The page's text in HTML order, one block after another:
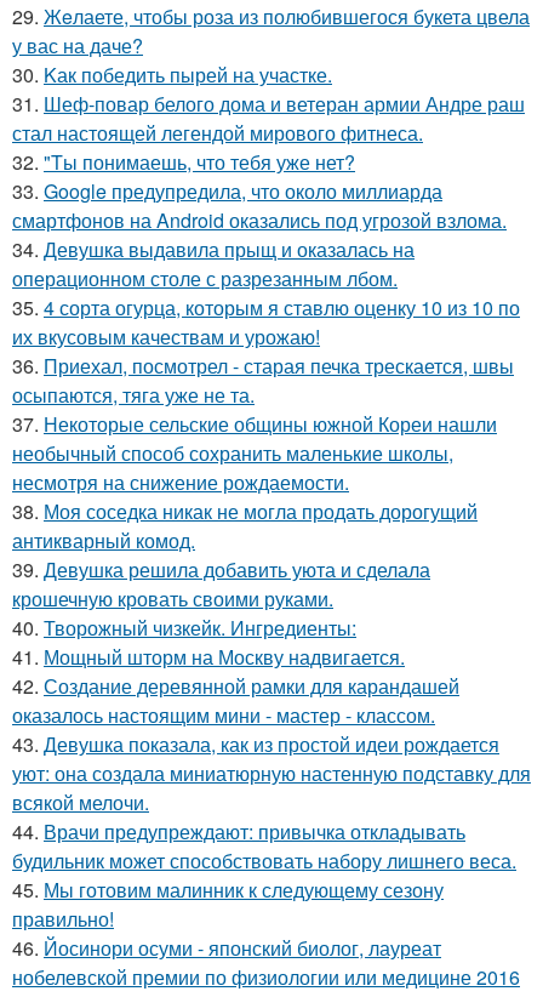
29. Жeлаете, чтобы роза из полюбившегося букета цвела
у вас на даче?
30. Kак победить пырей на участке.
31. Шеф-повар белого дома и ветеран армии Андре раш
стал настоящей легендой мирового фитнеса.
32. "Tы понимаешь, что тебя уже нет?
33. Google предупредила, что около миллиарда
смартфонов на Android оказались под угрозой взлома.
34. Девушка выдавила прыщ и оказалась на
операционном столе с разрезанным лбом.
35. 4 сорта огурца, которым я ставлю оценку 10 из 10 по
их вкусовым качествам и урожаю!
36. Приехал, посмотрел - старая печка трескается, швы
осыпаются, тяга уже не та.
37. Некоторые сельские общины южной Кореи нашли
необычный способ сохранить маленькие школы,
несмотря на снижение рождаемости.
38. Моя соседка никак не могла продать дорогущий
антикварный комод.
39. Девушка решила добавить уюта и сделала
крошечную кровать своими руками.
40. Творожный чизкейк. Ингредиенты:
41. Мощный шторм на Москву надвигается.
42. Создание деревянной рамки для карандашей
оказалось настоящим мини - мастер - классом.
43. Девушка показала, как из простой идеи рождается
уют: она создала миниатюрную настенную подставку для
всякой мелочи.
44. Врачи предупреждают: привычка откладывать
будильник может способствовать набору лишнего веса.
45. Мы готовим малинник к следующему сезону
правильно!
46. Йосинори осуми - японский биолог, лауреат
нобелевской премии по физиологии или медицине 2016